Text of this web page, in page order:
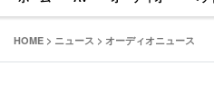
HOME > ニュース > オーディオニュース